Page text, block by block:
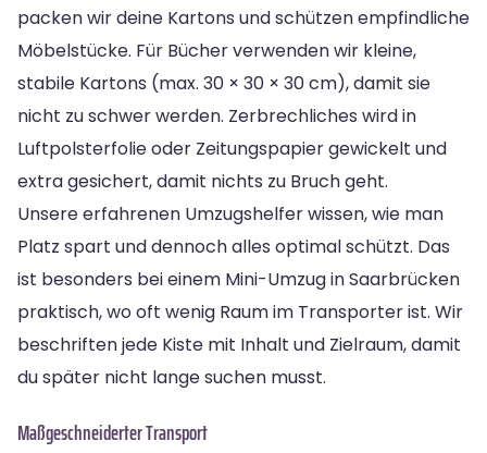
packen wir deine Kartons und schützen empfindliche
Möbelstücke. Für Bücher verwenden wir kleine,
stabile Kartons (max. 30 × 30 × 30 cm), damit sie
nicht zu schwer werden. Zerbrechliches wird in
Luftpolsterfolie oder Zeitungspapier gewickelt und
extra gesichert, damit nichts zu Bruch geht.
Unsere erfahrenen Umzugshelfer wissen, wie man
Platz spart und dennoch alles optimal schützt. Das
ist besonders bei einem Mini-Umzug in Saarbrücken
praktisch, wo oft wenig Raum im Transporter ist. Wir
beschriften jede Kiste mit Inhalt und Zielraum, damit
du später nicht lange suchen musst.
Maßgeschneiderter Transport